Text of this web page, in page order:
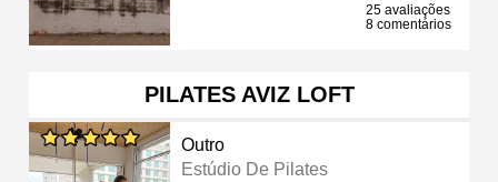
25 avaliações
8 comentários
PILATES AVIZ LOFT
Outro
Estúdio De Pilates